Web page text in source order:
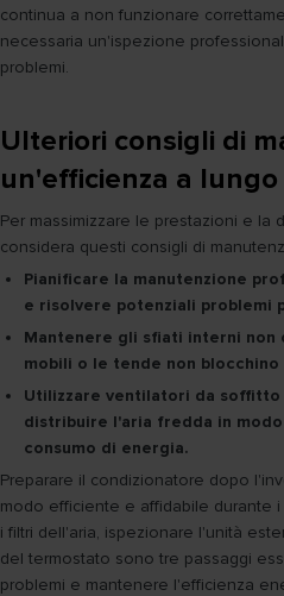
continua a non funzionare
necessaria un'ispezione
problemi.
Ulteriori consigli di
un'efficienza a
Per massimizzare le prestazioni e la
considera questi consigli di
Pianificare la manutenzione
e risolvere potenziali problemi
Mantenere gli sfiati interni non
mobili o le tende non blocchino
Utilizzare ventilatori da soffitto
distribuire l'aria fredda in
consumo di energia.
Preparare il condizionatore dopo
modo efficiente e affidabile durante
i filtri dell'aria, ispezionare l'unità
del termostato sono tre passaggi
problemi e mantenere l'efficienza